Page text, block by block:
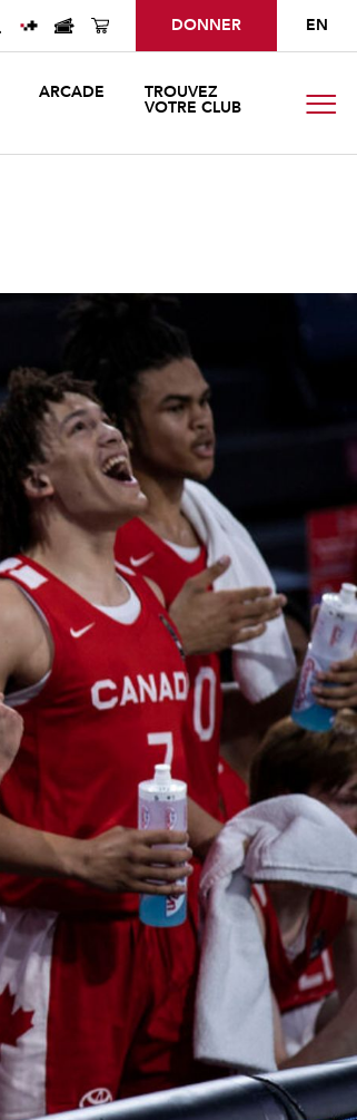
DONNER EN
ARCADE TROUVEZ
VOTRE CLUB